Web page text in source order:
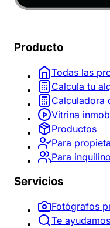
Producto
Todas las
Calcula tu
Calculadora
Vitrina
Productos
Para
Para
Servicios
Fotógrafos
Te